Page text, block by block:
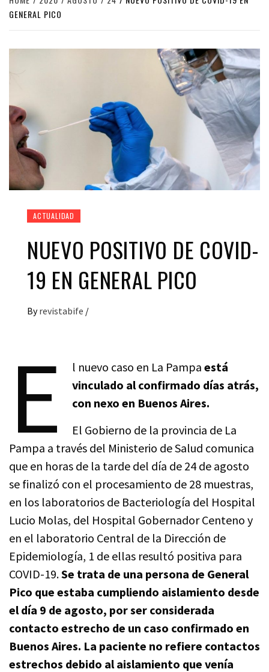
GENERAL PICO
ACTUALIDAD
NUEVO POSITIVO DE COVID-
19 EN GENERAL PICO
By revistabife /
E l nuevo caso en La Pampa está
vinculado al confirmado días atrás,
con nexo en Buenos Aires.
El Gobierno de la provincia de La
Pampa a través del Ministerio de Salud comunica
que en horas de la tarde del día de 24 de agosto
se finalizó con el procesamiento de 28 muestras,
en los laboratorios de Bacteriología del Hospital
Lucio Molas, del Hospital Gobernador Centeno y
en el laboratorio Central de la Dirección de
Epidemiología, 1 de ellas resultó positiva para
COVID-19.Se trata de una persona de General
Pico que estaba cumpliendo aislamiento desde
el día 9 de agosto, por ser considerada
contacto estrecho de un caso confirmado en
Buenos Aires. La paciente no refiere contactos
estrechos debido al aislamiento que venía